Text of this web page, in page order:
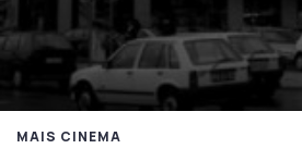
MAIS CINEMA